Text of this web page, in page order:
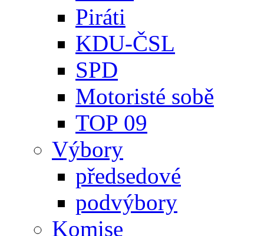
Piráti
KDU-ČSL
SPD
Motoristé sobě
TOP 09
Výbory
předsedové
podvýbory
Komise